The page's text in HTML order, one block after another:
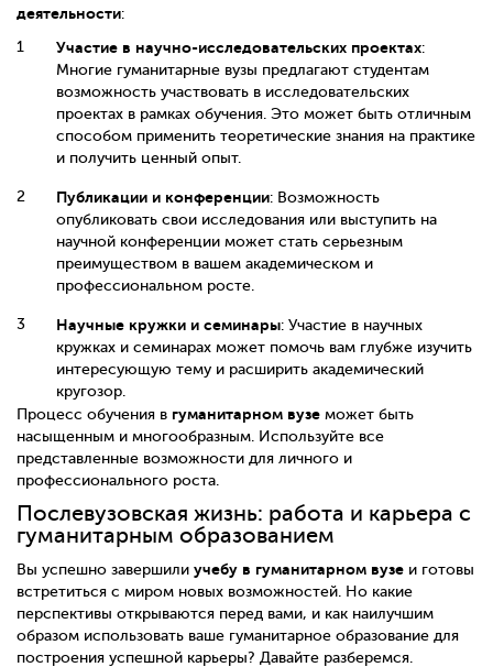
деятельности:
Участие в научно-исследовательских проектах:
Многие гуманитарные вузы предлагают студентам
возможность участвовать в исследовательских
проектах в рамках обучения. Это может быть отличным
способом применить теоретические знания на практике
и получить ценный опыт.
Публикации и конференции: Возможность
опубликовать свои исследования или выступить на
научной конференции может стать серьезным
преимуществом в вашем академическом и
профессиональном росте.
Научные кружки и семинары: Участие в научных
кружках и семинарах может помочь вам глубже изучить
интересующую тему и расширить академический
кругозор.
Процесс обучения в гуманитарном вузе может быть
насыщенным и многообразным. Используйте все
представленные возможности для личного и
профессионального роста.
Послевузовская жизнь: работа и карьера с
гуманитарным образованием
Вы успешно завершили учебу в гуманитарном вузе и готовы
встретиться с миром новых возможностей. Но какие
перспективы открываются перед вами, и как наилучшим
образом использовать ваше гуманитарное образование для
построения успешной карьеры? Давайте разберемся.